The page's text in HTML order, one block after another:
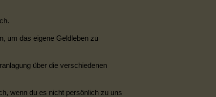
um das eigene Geldleben zu
über die verschiedenen
wenn du es nicht persönlich zu uns